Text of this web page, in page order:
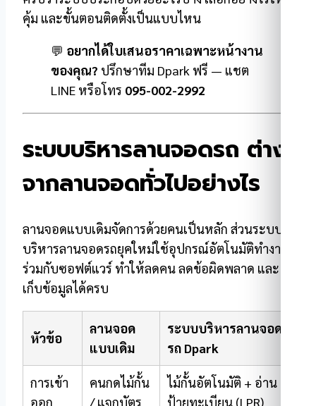
คุ้ม และขั้นตอนติดตั้งเป็นแบบไหน
💬 อยากได้ใบเสนอราคาเฉพาะหน้างาน
ของคุณ? ปรึกษาทีม Dpark ฟรี — แชต
LINE หรือโทร 095-002-2992
ระบบบริหารลานจอดรถ ต่าง
จากลานจอดทั่วไปอย่างไร
ลานจอดแบบเดิมจัดการด้วยคนเป็นหลัก ส่วนระบบ
บริหารลานจอดรถยุคใหม่ใช้อุปกรณ์อัตโนมัติทำงาน
ร่วมกับซอฟต์แวร์ ทำให้ลดคน ลดข้อผิดพลาด และ
เก็บข้อมูลได้ครบ
หัวข้อ
ลานจอด
แบบเดิม
ระบบบริหารลานจอด
รถ Dpark
การเข้า
ออก
คนกดไม้กั้น
/ แจกบัตร
ไม้กั้นอัตโนมัติ + อ่าน
ป้ายทะเบียน (LPR)